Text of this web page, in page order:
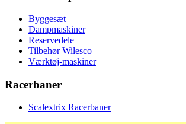
Byggesæt
Dampmaskiner
Reservedele
Tilbehør Wilesco
Værktøj-maskiner
Racerbaner
Scalextrix Racerbaner